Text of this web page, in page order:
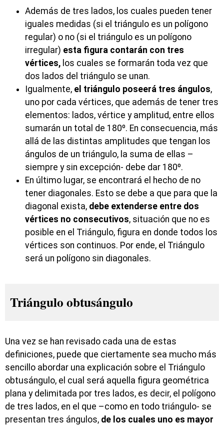
Además de tres lados, los cuales pueden tener
iguales medidas (si el triángulo es un polígono
regular) o no (si el triángulo es un polígono
irregular) esta figura contarán con tres
vértices, los cuales se formarán toda vez que
dos lados del triángulo se unan.
Igualmente, el triángulo poseerá tres ángulos,
uno por cada vértices, que además de tener tres
elementos: lados, vértice y amplitud, entre ellos
sumarán un total de 180º. En consecuencia, más
allá de las distintas amplitudes que tengan los
ángulos de un triángulo, la suma de ellas –
siempre y sin excepción- debe dar 180º.
En último lugar, se encontrará el hecho de no
tener diagonales. Esto se debe a que para que la
diagonal exista, debe extenderse entre dos
vértices no consecutivos, situación que no es
posible en el Triángulo, figura en donde todos los
vértices son continuos. Por ende, el Triángulo
será un polígono sin diagonales.
Triángulo obtusángulo
Una vez se han revisado cada una de estas
definiciones, puede que ciertamente sea mucho más
sencillo abordar una explicación sobre el Triángulo
obtusángulo, el cual será aquella figura geométrica
plana y delimitada por tres lados, es decir, el polígono
de tres lados, en el que –como en todo triángulo- se
presentan tres ángulos, de los cuales uno es mayor